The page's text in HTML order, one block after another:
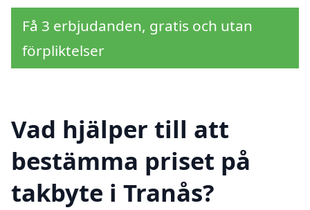
Få 3 erbjudanden, gratis och utan
förpliktelser
Vad hjälper till att
bestämma priset på
takbyte i Tranås?